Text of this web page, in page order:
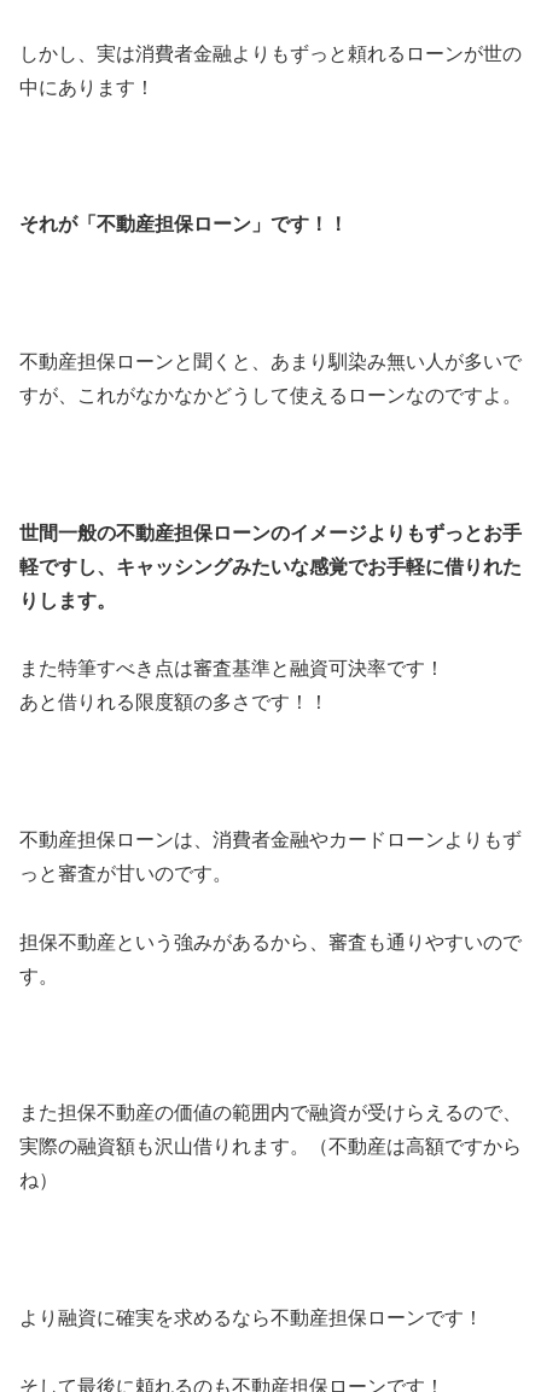
しかし、実は消費者金融よりもずっと頼れるローンが世の
中にあります！
それが「不動産担保ローン」です！！
不動産担保ローンと聞くと、あまり馴染み無い人が多いで
すが、これがなかなかどうして使えるローンなのですよ。
世間一般の不動産担保ローンのイメージよりもずっとお手
軽ですし、キャッシングみたいな感覚でお手軽に借りれた
りします。
また特筆すべき点は審査基準と融資可決率です！
あと借りれる限度額の多さです！！
不動産担保ローンは、消費者金融やカードローンよりもず
っと審査が甘いのです。
担保不動産という強みがあるから、審査も通りやすいので
す。
また担保不動産の価値の範囲内で融資が受けらえるので、
実際の融資額も沢山借りれます。（不動産は高額ですから
ね）
より融資に確実を求めるなら不動産担保ローンです！
そして最後に頼れるのも不動産担保ローンです！